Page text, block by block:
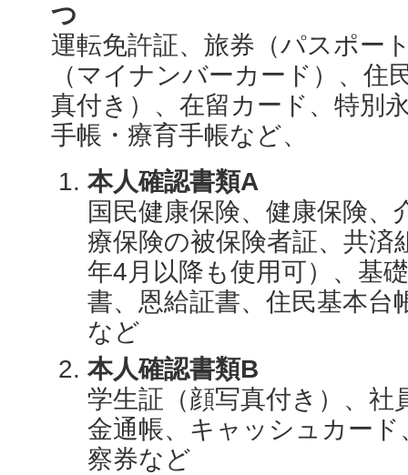
つ
運転免許証、旅券（パスポー
（マイナンバーカード）、住
真付き）、在留カード、特別
手帳・療育手帳など、
本人確認書類A
国民健康保険、健康保険、
療保険の被保険者証、共済
年4月以降も使用可）、基
書、恩給証書、住民基本台
など
本人確認書類B
学生証（顔写真付き）、社
金通帳、キャッシュカー
察券など